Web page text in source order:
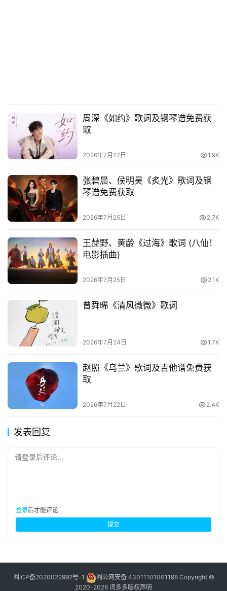
周深《如约》歌词及钢琴谱免费获
取
2026年7月27日 1.9K
张碧晨、侯明昊《炙光》歌词及钢
琴谱免费获取
2026年7月25日 2.7K
王赫野、黄龄《过海》歌词 (八仙！
电影插曲)
2026年7月25日 2.1K
曾舜晞《清风微微》歌词
2026年7月24日 1.7K
赵照《乌兰》歌词及吉他谱免费获
取
2026年7月22日 2.4K
发表回复
请登录后评论...
登录后才能评论
提交
湘ICP备2020022992号-1 湘公网安备 43011101001198Copyright ©
2020-2026 词多多版权声明